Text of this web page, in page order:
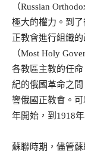
（Russian
極大的權力。到了
正教會進行組織
（Most Holy
各教區主教的任
紀的俄國革命之
響俄國正教會。
年開始，到1918
蘇聯時期，儘管